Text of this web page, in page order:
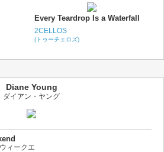
Every Teardrop Is a Waterfall
2CELLOS
(トゥーチェロズ)
Diane Young
ダイアン・ヤング
ィークエ